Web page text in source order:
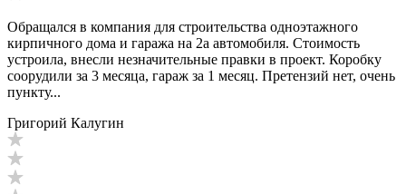
Обращался в компания для строительства одноэтажного
кирпичного дома и гаража на 2а автомобиля. Стоимость
устроила, внесли незначительные правки в проект. Коробку
соорудили за 3 месяца, гараж за 1 месяц. Претензий нет, очень
пункту...
Григорий Калугин